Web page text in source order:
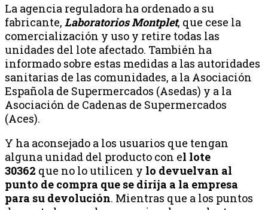
La agencia reguladora ha ordenado a su
fabricante, Laboratorios Montplet, que cese la
comercialización y uso y retire todas las
unidades del lote afectado. También ha
informado sobre estas medidas a las autoridades
sanitarias de las comunidades, a la Asociación
Española de Supermercados (Asedas) y a la
Asociación de Cadenas de Supermercados
(Aces).
Y ha aconsejado a los usuarios que tengan
alguna unidad del producto con el lote
30362 que no lo utilicen y lo devuelvan al
punto de compra que se dirija a la empresa
para su devolución. Mientras que a los puntos